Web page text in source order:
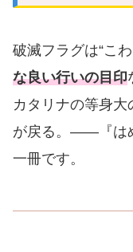
破滅フラグは“こ
な良い行いの目印
カタリナの等身
が戻る。——『は
一冊です。